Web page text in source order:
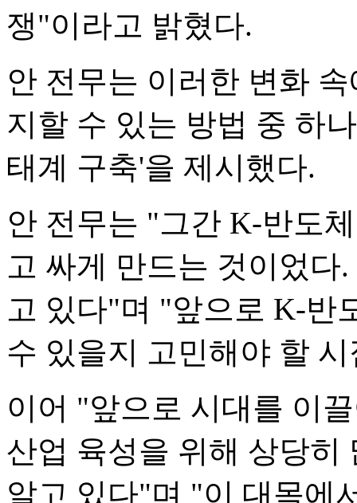
쟁"이라고 밝혔다.
안 전무는 이러한 변화
지할 수 있는 방법 중 하
태계 구축'을 제시했다.
안 전무는 "그간 K-반도
고 싸게 만드는 것이었다
고 있다"며 "앞으로 K-반
수 있을지 고민해야 할
이어 "앞으로 시대를 이
산업 육성을 위해 상당히
알고 있다"며 "이 대목에